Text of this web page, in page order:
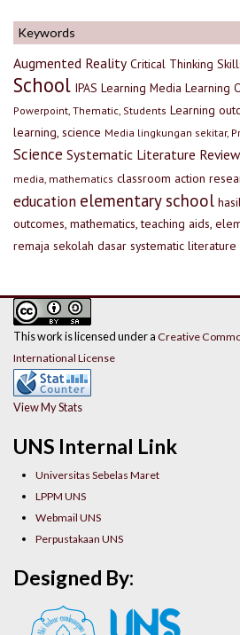
Keywords
Augmented Reality Critical Thinking
School IPAS Learning Media Learning
Powerpoint, Thematic, Students Learning
learning, science Media lingkungan sekitar,
Science Systematic Literature Review
media, mathematics classroom action
education elementary school
outcomes, mathematics, teaching aids,
remaja sekolah dasar systematic
UNS Internal Link
Universitas Sebelas Maret
LPPM UNS
Webmail UNS
Perpustakaan UNS
This work is licensed under a Creative
International License
View My Stats
Designed By: